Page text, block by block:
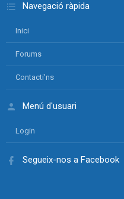
Navegació ràpida
Inici
Forums
Contacti'ns
Menú d'usuari
Login
Segueix-nos a Facebook